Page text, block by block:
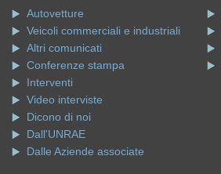
Autovetture
Veicoli commerciali e industriali
Altri comunicati
Conferenze stampa
Interventi
Video interviste
Dicono di noi
Dall'UNRAE
Dalle Aziende associate